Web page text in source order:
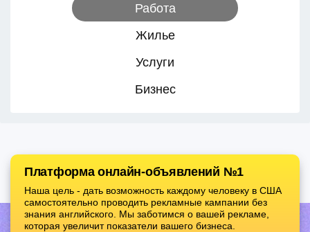
Работа
Жилье
Услуги
Бизнес
Платформа онлайн-объявлений №1
Наша цель - дать возможность каждому человеку в США
самостоятельно проводить рекламные кампании без
знания английского. Мы заботимся о вашей рекламе,
которая увеличит показатели вашего бизнеса.